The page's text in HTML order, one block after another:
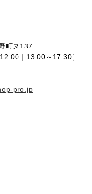
町ヌ137
｜13:00～17:30）
pro.jp